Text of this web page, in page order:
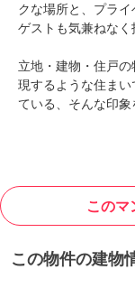
クな場所と、プライ
ゲストも気兼ねなく
立地・建物・住戸
現するような住ま
ている、そんな印象
このマ
この物件の建物